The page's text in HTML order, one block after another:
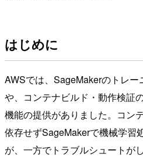
はじめに
AWSでは、SageMakerのトレ
や、コンテナビルド・動作検証
機能の提供がありました。コン
依存せずSageMakerで機械学習
が、一方でトラブルシュートが